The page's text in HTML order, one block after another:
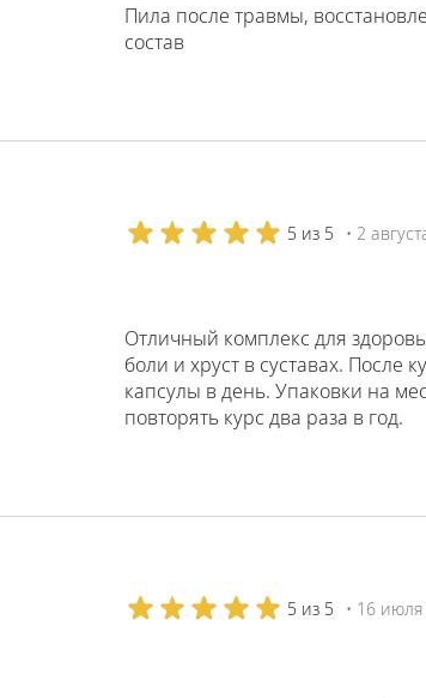
Пила после травмы,
состав
5 из 5 • 2
Отличный комплекс для
боли и хруст в суставах. После
капсулы в день. Упаковки на
повторять курс два раза в год.
5 из 5 • 16 июля